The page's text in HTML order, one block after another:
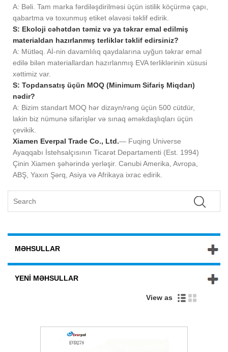
A: Bəli. Tam marka fərdiləşdirilməsi üçün istilik köçürmə çapı,
qabartma və toxunmuş etiket əlavəsi təklif edirik.
S: Ekoloji cəhətdən təmiz və ya təkrar emal edilmiş
materialdan hazırlanmış terliklər təklif edirsiniz?
A: Mütləq. Aİ-nin davamlılıq qaydalarına uyğun təkrar emal
edilə bilən materiallardan hazırlanmış EVA terliklərinin xüsusi
xəttimiz var.
S: Topdansatış üçün MOQ (Minimum Sifariş Miqdarı)
nədir?
A: Bizim standart MOQ hər dizayn/rəng üçün 500 cütdür,
lakin biz nümunə sifarişlər və sınaq əməkdaşlıqları üçün
çevikik.
Xiamen Everpal Trade Co., Ltd.— Fuqing Universe
Ayaqqabı İstehsalçısının Ticarət Departamenti (Est. 1994)
Çinin Xiamen şəhərində yerləşir. Cənubi Amerika, Avropa,
ABŞ, Yaxın Şərq, Asiya və Afrikaya ixrac edirik.
MƏHSULLAR
YENI MƏHSULLAR
View as